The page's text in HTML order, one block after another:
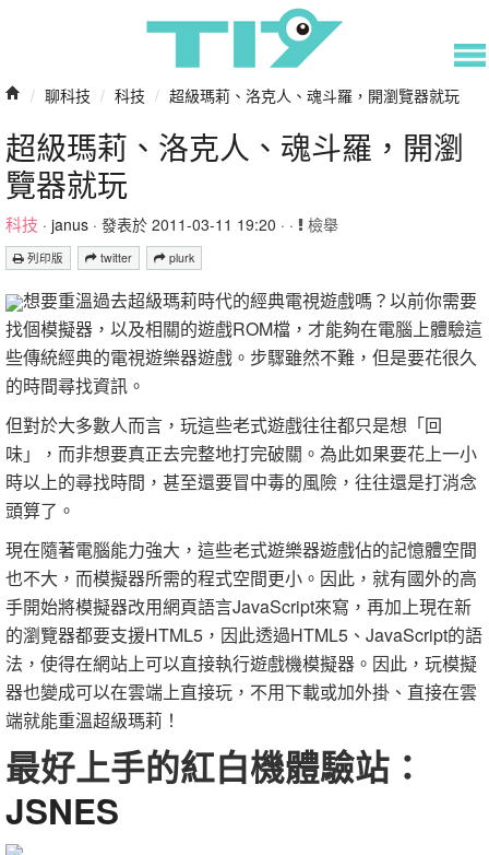
/ 聊科技 / 科技 / 超級瑪莉、洛克人、魂斗羅，開瀏覽器就玩
超級瑪莉、洛克人、魂斗羅，開瀏
覽器就玩
科技 · janus · 發表於 2011-03-11 19:20 · · 檢舉
列印版 twitter plurk
想要重溫過去超級瑪莉時代的經典電視遊戲嗎？以前你需要
找個模擬器，以及相關的遊戲ROM檔，才能夠在電腦上體驗這
些傳統經典的電視遊樂器遊戲。步驟雖然不難，但是要花很久
的時間尋找資訊。
但對於大多數人而言，玩這些老式遊戲往往都只是想「回
味」，而非想要真正去完整地打完破關。為此如果要花上一小
時以上的尋找時間，甚至還要冒中毒的風險，往往還是打消念
頭算了。
現在隨著電腦能力強大，這些老式遊樂器遊戲佔的記憶體空間
也不大，而模擬器所需的程式空間更小。因此，就有國外的高
手開始將模擬器改用網頁語言JavaScript來寫，再加上現在新
的瀏覽器都要支援HTML5，因此透過HTML5、JavaScript的語
法，使得在網站上可以直接執行遊戲機模擬器。因此，玩模擬
器也變成可以在雲端上直接玩，不用下載或加外掛、直接在雲
端就能重溫超級瑪莉！
最好上手的紅白機體驗站：
JSNES